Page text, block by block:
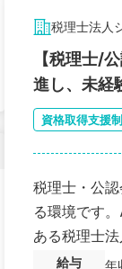
税理士法人
【税理士/
進し、未経
資格取得支援
税理士・公
る環境です
ある税理士法
給与 年